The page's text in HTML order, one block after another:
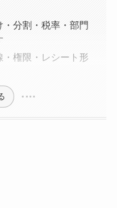
分割・税率・部門
権限・レシート形